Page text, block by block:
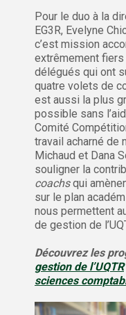
Pour le duo à la
EG3R, Evelyne
c’est mission
extrêmement fiers
délégués qui ont
quatre volets de
est aussi la plus
possible sans
Comité
travail acharné de
Michaud et Dana
souligner la
coachsqui
sur le plan
nous permettent
de gestion de
Découvrez les
gestion de l’UQTR
sciences